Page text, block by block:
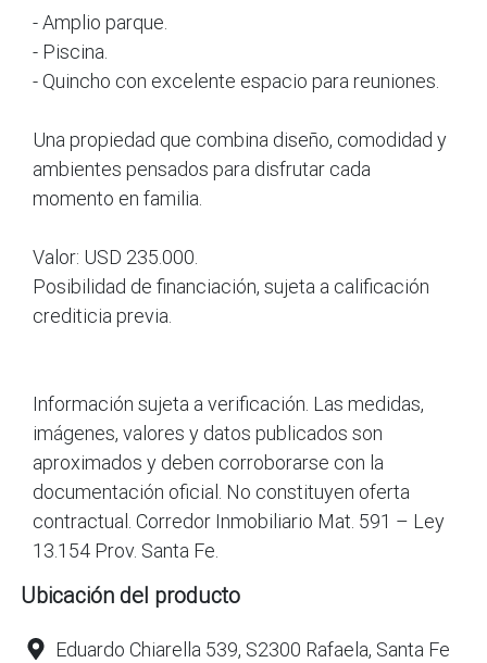
- Amplio parque.
- Piscina.
- Quincho con excelente espacio para reuniones.
Una propiedad que combina diseño, comodidad y
ambientes pensados para disfrutar cada
momento en familia.
Valor: USD 235.000.
Posibilidad de financiación, sujeta a calificación
crediticia previa.
Información sujeta a verificación. Las medidas,
imágenes, valores y datos publicados son
aproximados y deben corroborarse con la
documentación oficial. No constituyen oferta
contractual. Corredor Inmobiliario Mat. 591 – Ley
13.154 Prov. Santa Fe.
Ubicación del producto
Eduardo Chiarella 539, S2300 Rafaela, Santa Fe